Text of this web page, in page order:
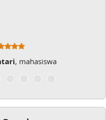
, mahasiswa